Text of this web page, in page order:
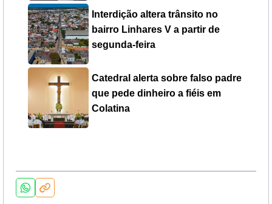
Interdição altera trânsito no
bairro Linhares V a partir de
segunda-feira
Catedral alerta sobre falso padre
que pede dinheiro a fiéis em
Colatina